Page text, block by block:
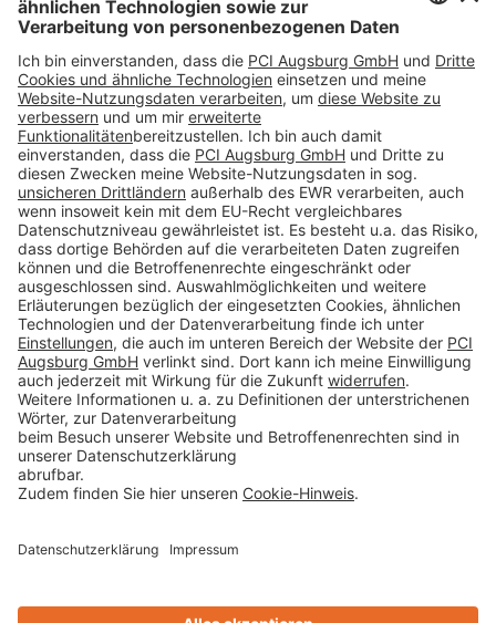
Impressum
Datenschutz
AGB
Rechtliche Hinweise
Cookie-Einstellungen öffnen
Betroffenenrechte
www.bimobject.com
Sika Deutschland - heinze.de
www.naturstein-datenbank.de